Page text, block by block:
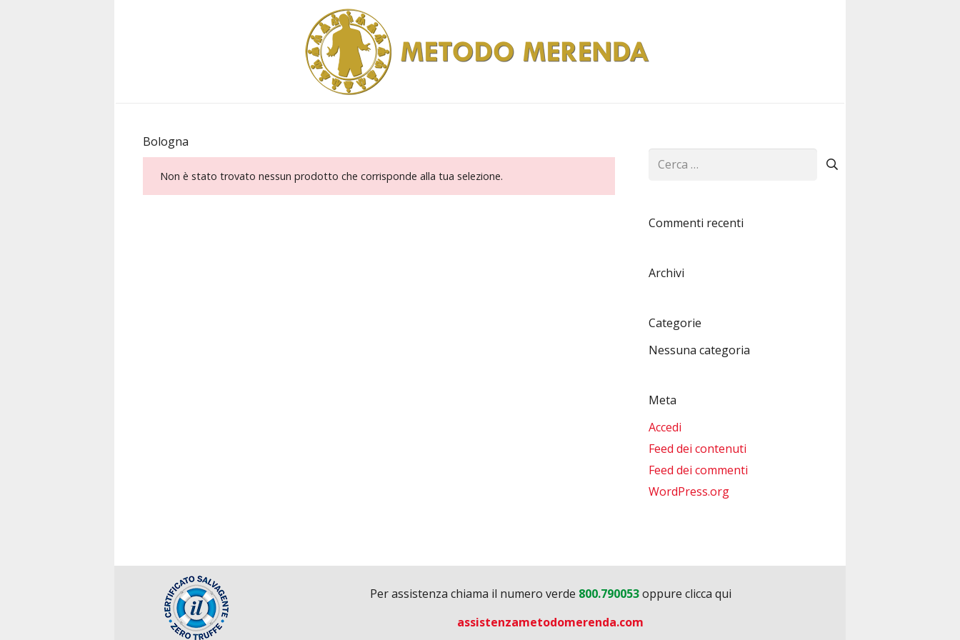
Bologna
Non è stato trovato nessun prodotto che corrisponde alla tua selezione.
Ricerca
Commenti recenti
Archivi
Categorie
Nessuna categoria
Meta
Accedi
Feed dei contenuti
Feed dei commenti
WordPress.org
Per assistenza chiama il numero verde 800.790053oppure clicca qui
assistenzametodomerenda.com